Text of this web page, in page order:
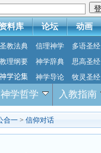
料库 论坛 动画
圣教法典 信理神学
多语圣经
教理纲要 神学辞典
思高圣经
神学论集 神学导论 牧灵圣经
神学哲学 入教指南
合一 > 信仰对话